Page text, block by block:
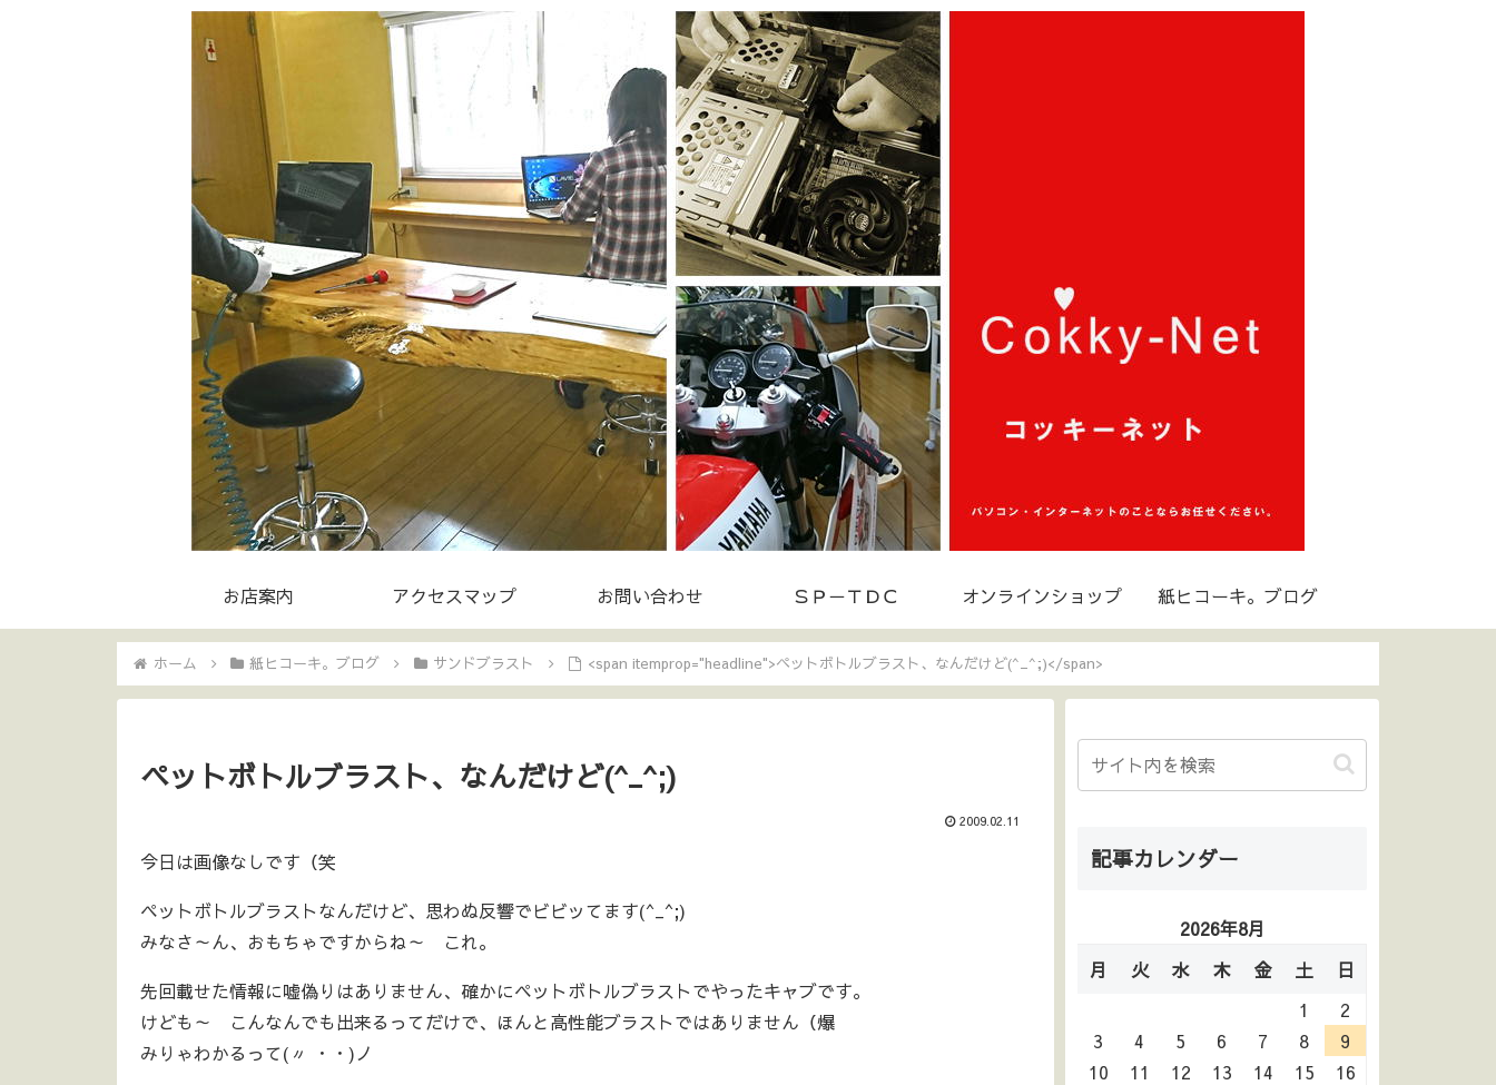
お店案内 アクセスマップ お問い合わせ ＳＰ－ＴＤＣ オンラインショップ 紙ヒコーキ。ブログ
ホーム 紙ヒコーキ。ブログ サンドブラスト <span itemprop="headline">ペットボトルブラスト、なんだけど(^_^;)</span>
ペットボトルブラスト、なんだけど(^_^;)
2009.02.11
今日は画像なしです（笑
ペットボトルブラストなんだけど、思わぬ反響でビビッてます(^_^;)
みなさ～ん、おもちゃですからね～ これ。
先回載せた情報に嘘偽りはありません、確かにペットボトルブラストでやったキャブです。
けども～ こんなんでも出来るってだけで、ほんと高性能ブラストではありません（爆
みりゃわかるって(〃 ・・)ノ
記事カレンダー
2026年8月
月
火 水 木 金 土
日
1
2
3
4 5 6 7 8
9
10
11 12 13 14 15
16